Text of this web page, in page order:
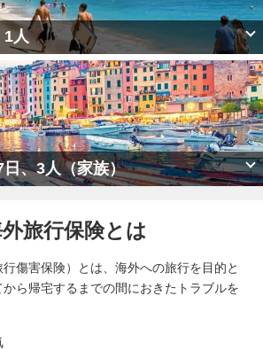
1人
、3人（家族）
旅行保険とは
傷害保険）とは、海外への旅行を目的と
ら帰宅するまでの間におきたトラブルを